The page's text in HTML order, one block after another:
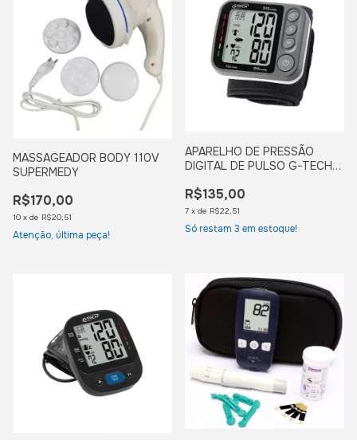
MASSAGEADOR BODY 110V
SUPERMEDY
R$170,00
10 x de R$20,51
Atenção, última peça!
APARELHO DE PRESSÃO
DIGITAL DE PULSO G-TECH
R$135,00
7 x de R$22,51
Só restam 3 em estoque!